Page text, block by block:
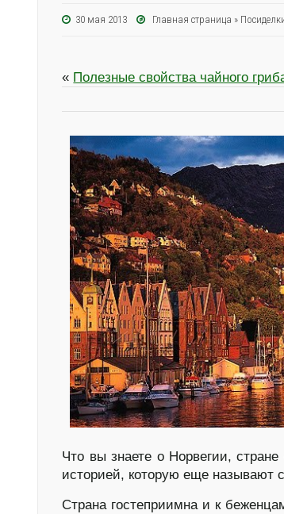
30 мая 2013 Главная страница »
« Полезные свойства чайного
Что вы знаете о Норвегии,
историей, которую еще называют
Страна гостеприимна и к